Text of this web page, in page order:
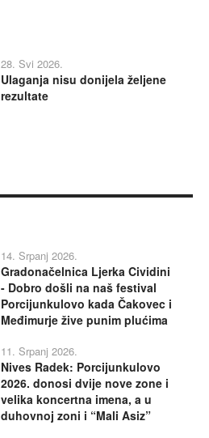
28. Svi 2026.
Ulaganja nisu donijela željene
rezultate
14. Srpanj 2026.
Gradonačelnica Ljerka Cividini
- Dobro došli na naš festival
Porcijunkulovo kada Čakovec i
Međimurje žive punim plućima
11. Srpanj 2026.
Nives Radek: Porcijunkulovo
2026. donosi dvije nove zone i
velika koncertna imena, a u
duhovnoj zoni i “Mali Asiz”